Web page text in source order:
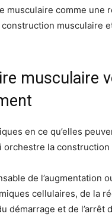
musculaire comme une
musculaire
musculaire
en ce qu’elles
orchestre la
de l’augmentation
cellulaires, de la
démarrage et de l’arrêt